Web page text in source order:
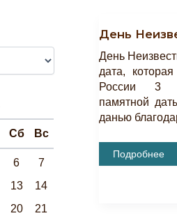
Сб Вс
6
7
13
14
20
21
День
День
дата,
России 3
памятной
данью
День
Неизвестного
Подробнее